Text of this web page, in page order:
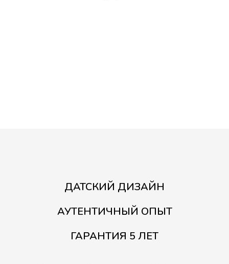
ДАТСКИЙ ДИЗАЙН
АУТЕНТИЧНЫЙ ОПЫТ
ГАРАНТИЯ 5 ЛЕТ